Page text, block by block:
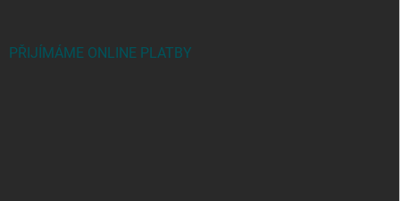
PŘIJÍMÁME ONLINE PLATBY